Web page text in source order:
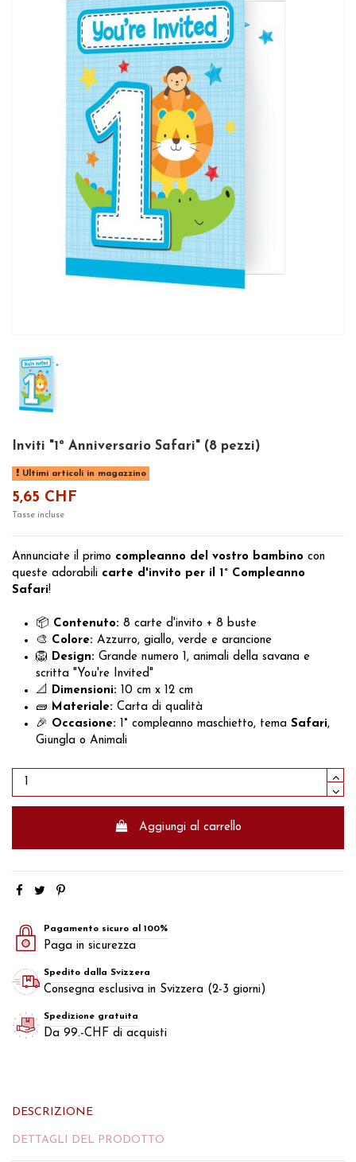
Inviti "1º Anniversario Safari" (8 pezzi)
Ultimi articoli in magazzino
5,65 CHF
Tasse incluse
Annunciate il primo compleanno del vostro bambino con
queste adorabili carte d'invito per il 1° Compleanno
Safari!
📦 Contenuto: 8 carte d'invito + 8 buste
🎨 Colore: Azzurro, giallo, verde e arancione
🦁 Design: Grande numero 1, animali della savana e
scritta "You're Invited"
📐
Dimensioni: 10 cm x 12 cm
🧱 Materiale: Carta di qualità
🎉 Occasione: 1° compleanno maschietto, tema Safari,
Giungla o Animali
Aggiungi al carrello
Pagamento sicuro al 100%
Paga in sicurezza
Spedito dalla Svizzera
Consegna esclusiva in Svizzera (2-3 giorni)
Spedizione gratuita
Da 99.-CHF di acquisti
DESCRIZIONE
DETTAGLI DEL PRODOTTO